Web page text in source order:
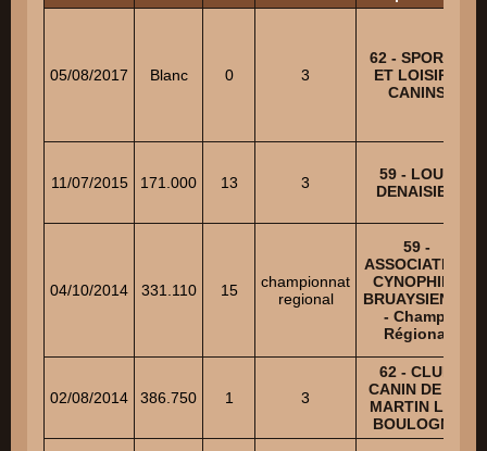
05/08/2017 Blanc 0 3
62 - SPORTS
ET LOISIRS
CANINS
11/07/2015 171.000 13 3
59 - LOUP
DENAISIEN
04/10/2014 331.110 15
championnat
regional
59 -
ASSOCIATION
CYNOPHILE
BRUAYSIENNE
- Champ.
Régional
02/08/2014 386.750 1 3
62 - CLUB
CANIN DE ST
MARTIN LES
BOULOGNE